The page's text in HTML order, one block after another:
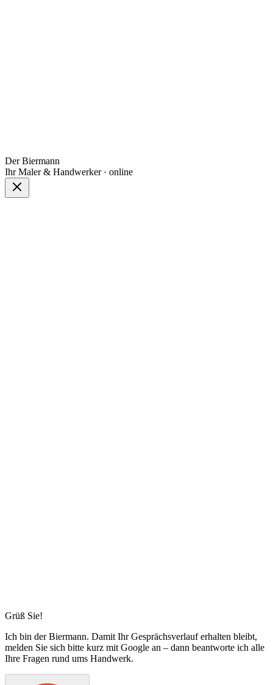
Der Biermann
Ihr Maler & Handwerker · online
Grüß Sie!
Ich bin der Biermann. Damit Ihr Gesprächsverlauf erhalten bleibt,
melden Sie sich bitte kurz mit Google an – dann beantworte ich alle
Ihre Fragen rund ums Handwerk.